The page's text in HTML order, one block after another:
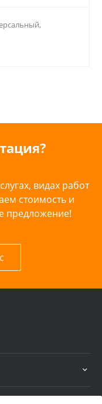
видах работ
стоимость и
предложение!